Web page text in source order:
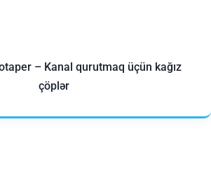
– Kanal qurutmaq üçün kağız
çöplər